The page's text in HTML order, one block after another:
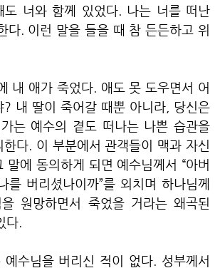
도 너와 함께 있었다. 나는 너를 떠난
다. 이런 말을 들을 때 참 든든하고 위
내 애가 죽었다. 애도 못 도우면서 어
? 내 딸이 죽어갈 때뿐 아니라, 당신은
는 예수의 곁도 떠나는 나쁜 습관을
한다. 이 부분에서 관객들이 맥과 자신
말에 동의하게 되면 예수님께서 “아버
를 버리셨나이까”를 외치며 하나님께
원망하면서 죽었을 거라는 왜곡된
다.
예수님을 버리신 적이 없다. 성부께서